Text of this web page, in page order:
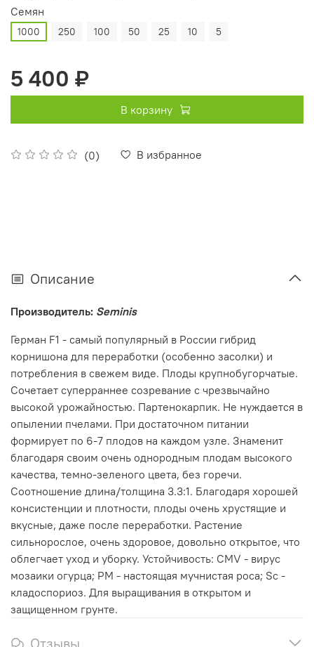
(0) В избранное
Семян
1000 250 100 50 25 10 5
5 400 ₽
В корзину
Описание
Производитель: Seminis
Герман F1 - самый популярный в России гибрид
корнишона для переработки (особенно засолки) и
потребления в свежем виде. Плоды крупнобугорчатые.
Сочетает суперраннее созревание с чрезвычайно
высокой урожайностью. Партенокарпик. Не нуждается в
опылении пчелами. При достаточном питании
формирует по 6-7 плодов на каждом узле. Знаменит
благодаря своим очень однородным плодам высокого
качества, темно-зеленого цвета, без горечи.
Соотношение длина/толщина 3.3:1. Благодаря хорошей
консистенции и плотности, плоды очень хрустящие и
вкусные, даже после переработки. Растение
сильнорослое, очень здоровое, довольно открытое, что
облегчает уход и уборку. Устойчивость: CMV - вирус
мозаики огурца; PM - настоящая мучнистая роса; Sc -
кладоспориоз. Для выращивания в открытом и
защищенном грунте.
Отзывы